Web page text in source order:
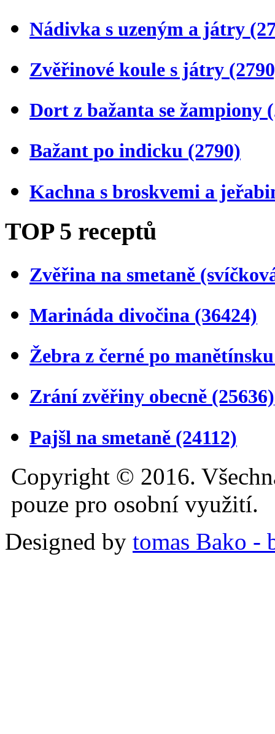
Nádivka s uzeným a játry
Zvěřinové koule s játry
Dort z bažanta se žampiony
Bažant po indicku (2790)
Kachna s broskvemi a
TOP 5 receptů
Zvěřina na smetaně
Marináda divočina (36424)
Žebra z černé po
Zrání zvěřiny obecně (25636)
Pajšl na smetaně (24112)
Copyright © 2016.
pouze pro osobní využití.
Designed by tomas Bako -